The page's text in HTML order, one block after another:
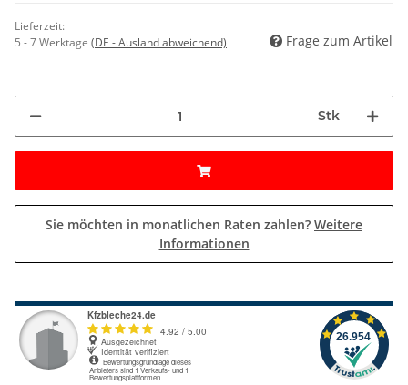
Lieferzeit:
5 - 7 Werktage (DE - Ausland abweichend) Frage zum Artikel
Stk
Sie möchten in monatlichen Raten zahlen? Weitere
Informationen